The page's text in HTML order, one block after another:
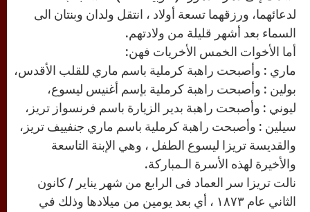
لدعائهما، ورزقهما تسعة أولاد ، انتقل ولدان وبنتان الى
السماء بعد أشهر قليلة من ولادتهم.
أما الأخوات الخمس الأخريات فهن:
ماري : وأصبحت راهبة كرملية باسم ماري للقلب الأقدس،
بولين : وأصبحت راهبة كرملية بإسم أغنيس ليسوع،
ليوني : وأصبحت راهبة بدير الزيارة باسم فرنسواز تريز،
سيلين : وأصبحت راهبة كرملية باسم ماري جنفييف تريز،
والقديسة تريزا ليسوع الطفل ، وهي الإبنة التاسعة
والأخيرة لهذه الأسرة الـمباركة.
نالت تريزا سر العماد فى الرابع من شهر يناير / كانون
الثاني عام ١٨٧٣ ، أي بعد يومين من ميلادها وذلك في